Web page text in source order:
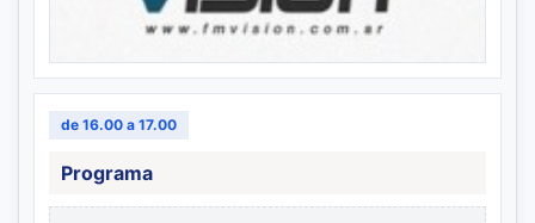
de 16.00 a 17.00
Programa